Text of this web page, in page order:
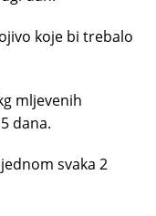
koje bi trebalo
mljevenih
dana.
svaka 2